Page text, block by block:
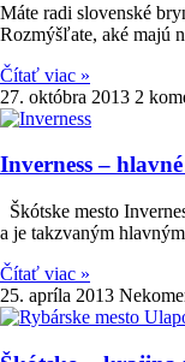
Máte radi slovenské
Rozmýšľate, aké majú
Čítať viac »
27. októbra 2013 2
Inverness –
Škótske mesto
a je takzvaným
Čítať viac »
25. apríla 2013